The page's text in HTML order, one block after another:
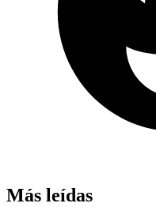
Más leídas